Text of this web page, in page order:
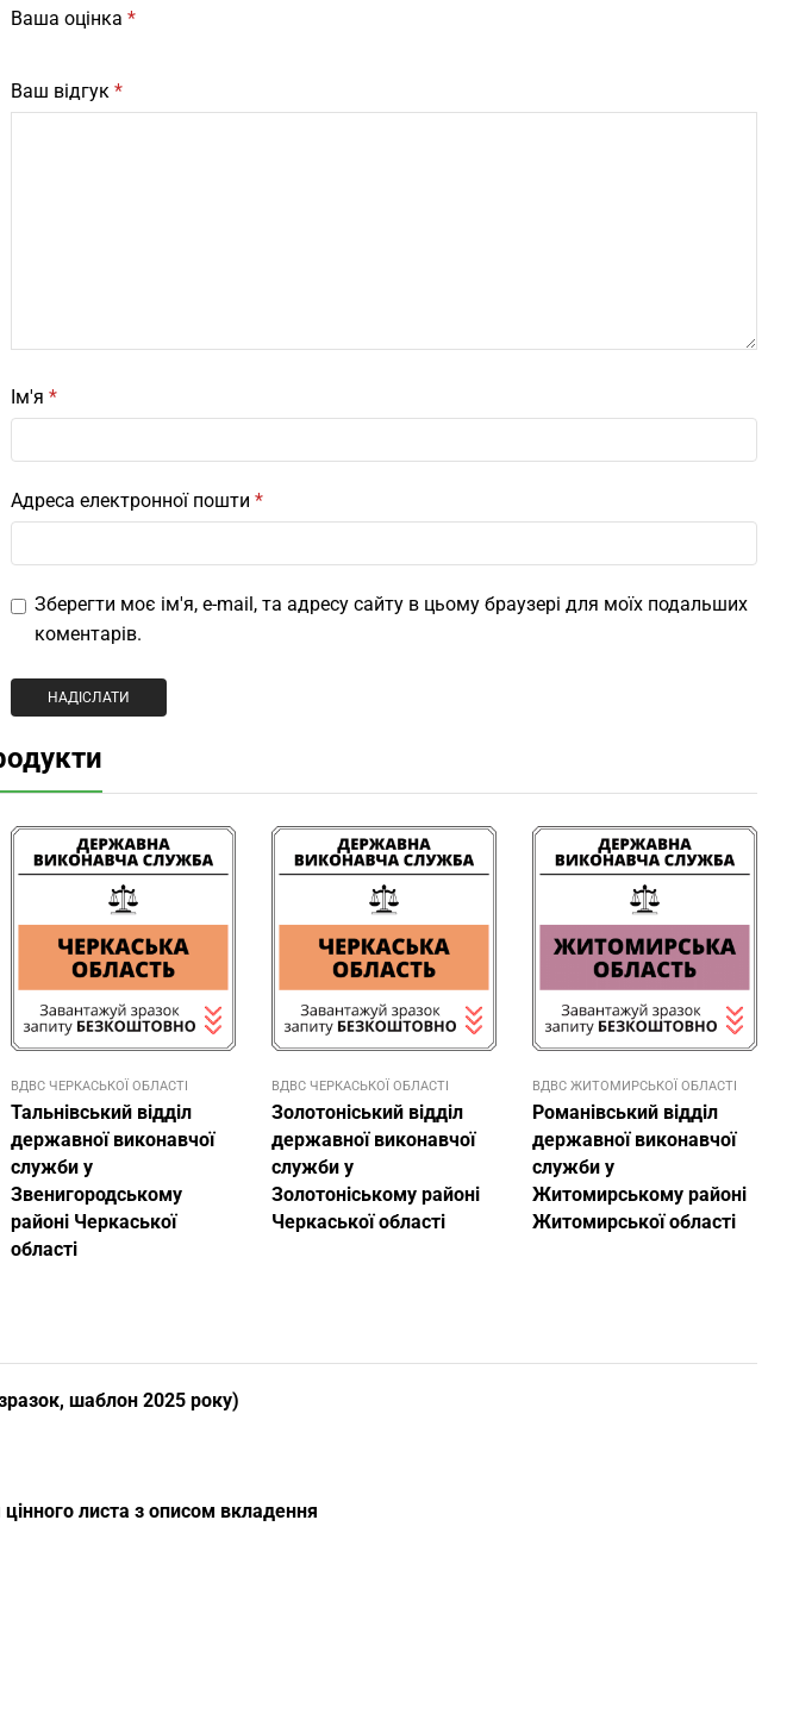
Ваша оцінка *
Ваш відгук *
Ім'я *
Адреса електронної пошти *
Зберегти моє ім'я, e-mail, та адресу сайту в цьому браузері для моїх подальших
коментарів.
ВДВС ЧЕРКАСЬКОЇ ОБЛАСТІ
Тальнівський відділ
державної виконавчої
служби у
Звенигородському
районі Черкаської
області
ВДВС ЧЕРКАСЬКОЇ ОБЛАСТІ
Золотоніський відділ
державної виконавчої
служби у
Золотоніському районі
Черкаської області
ВДВС ЖИТОМИРСЬКОЇ ОБЛАСТІ
Романівський відділ
державної виконавчої
служби у
Житомирському районі
Житомирської області
шаблон 2025 року)
листа з описом вкладення